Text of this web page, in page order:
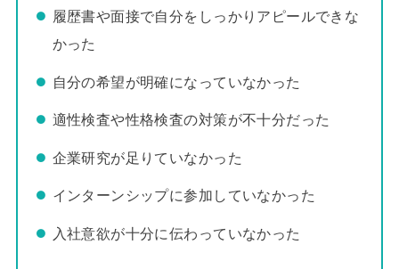
履歴書や面接で自分をしっかりアピールできな
かった
自分の希望が明確になっていなかった
適性検査や性格検査の対策が不十分だった
企業研究が足りていなかった
インターンシップに参加していなかった
入社意欲が十分に伝わっていなかった